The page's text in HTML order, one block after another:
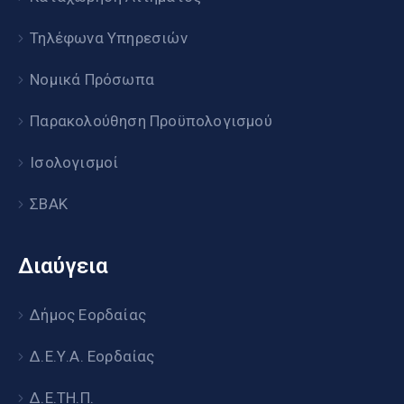
Τηλέφωνα Υπηρεσιών
Νομικά Πρόσωπα
Παρακολούθηση Προϋπολογισμού
Ισολογισμοί
ΣΒΑΚ
Διαύγεια
Δήμος Εορδαίας
Δ.Ε.Υ.Α. Εορδαίας
Δ.Ε.ΤΗ.Π.